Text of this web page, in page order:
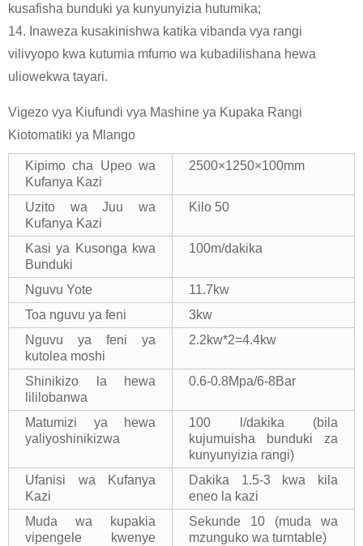
kusafisha bunduki ya kunyunyizia hutumika;
14. Inaweza kusakinishwa katika vibanda vya rangi
vilivyopo kwa kutumia mfumo wa kubadilishana hewa
uliowekwa tayari.
Vigezo vya Kiufundi vya Mashine ya Kupaka Rangi
Kiotomatiki ya Mlango
Kipimo cha Upeo wa
Kufanya Kazi
2500×1250×100mm
Uzito wa Juu wa
Kufanya Kazi
Kilo 50
Kasi ya Kusonga kwa
Bunduki
100m/dakika
Nguvu Yote
11.7kw
Toa nguvu ya feni
3kw
Nguvu ya feni ya
kutolea moshi
2.2kw*2=4.4kw
Shinikizo la hewa
lililobanwa
0.6-0.8Mpa/6-8Bar
Matumizi ya hewa
yaliyoshinikizwa
100 l/dakika (bila
kujumuisha bunduki za
kunyunyizia rangi)
Ufanisi wa Kufanya
Kazi
Dakika 1.5-3 kwa kila
eneo la kazi
Muda wa kupakia
vipengele kwenye
Sekunde 10 (muda wa
mzunguko wa turntable)